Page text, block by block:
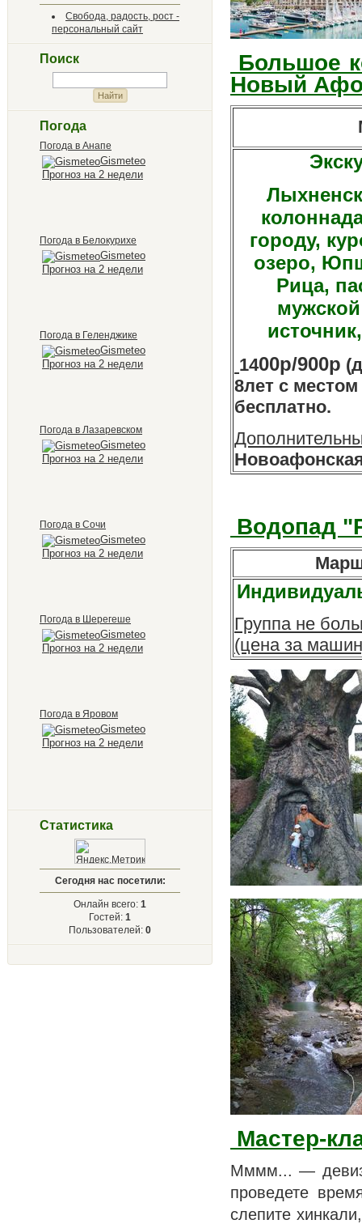
Свобода, радость, рост -
персональный сайт
Поиск
Погода
Погода в Анапе
Gismeteo
Прогноз на 2 недели
Погода в Белокурихе
Gismeteo
Прогноз на 2 недели
Погода в Геленджике
Gismeteo
Прогноз на 2 недели
Погода в Лазаревском
Gismeteo
Прогноз на 2 недели
Погода в Сочи
Gismeteo
Прогноз на 2 недели
Погода в Шерегеше
Gismeteo
Прогноз на 2 недели
Погода в Яровом
Gismeteo
Прогноз на 2 недели
Статистика
Сегодня нас посетили:
Онлайн всего: 1
Гостей: 1
Пользователей: 0
Большое
Новый
городу,
озеро,
Рица,
1400р/900р
8лет с
бесплатно.
Водопад
Группа не
(цена за
Мастер-
Мммм... — девиз
проведете
слепите